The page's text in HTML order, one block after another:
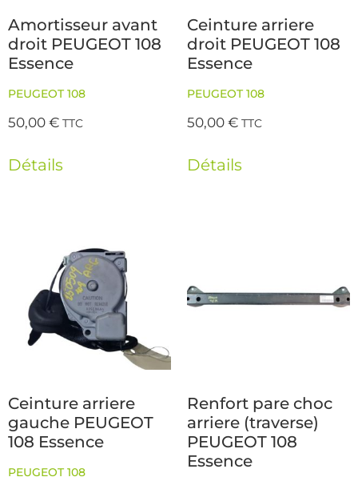
Amortisseur avant
droit PEUGEOT 108
Essence
PEUGEOT 108
50,00€ TTC
Détails
Ceinture arriere
droit PEUGEOT 108
Essence
PEUGEOT 108
50,00€ TTC
Détails
Ceinture arriere
gauche PEUGEOT
108 Essence
PEUGEOT 108
Renfort pare choc
arriere (traverse)
PEUGEOT 108
Essence